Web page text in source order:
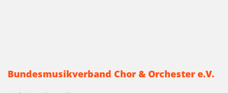
Bundesmusikverband Chor & Orchester e.V.